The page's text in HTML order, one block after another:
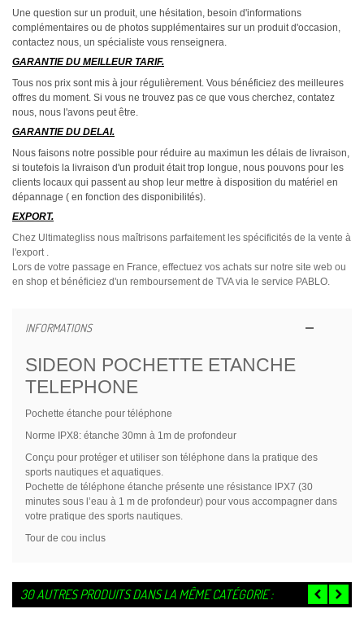
Une question sur un produit, une hésitation, besoin d'informations
complémentaires ou de photos supplémentaires sur un produit d'occasion,
contactez nous, un spécialiste vous renseignera.
GARANTIE DU MEILLEUR TARIF.
Tous nos prix sont mis à jour régulièrement. Vous bénéficiez des meilleures
offres du moment. Si vous ne trouvez pas ce que vous cherchez, contatez
nous, nous l'avons peut être.
GARANTIE DU DELAI.
Nous faisons notre possible pour réduire au maximun les délais de livraison,
si toutefois la livraison d'un produit était trop longue, nous pouvons pour les
clients locaux qui passent au shop leur mettre à disposition du matériel en
dépannage ( en fonction des disponibilités).
EXPORT.
Chez Ultimategliss nous maîtrisons parfaitement les spécificités de la vente à
l'export .
Lors de votre passage en France, effectuez vos achats sur notre site web ou
en shop et bénéficiez d'un remboursement de TVA via le service PABLO.
INFORMATIONS
SIDEON POCHETTE ETANCHE
TELEPHONE
Pochette étanche pour téléphone
Norme IPX8: étanche 30mn à 1m de profondeur
Conçu pour protéger et utiliser son téléphone dans la pratique des
sports nautiques et aquatiques.
Pochette de téléphone étanche présente une résistance IPX7 (30
minutes sous l’eau à 1 m de profondeur) pour vous accompagner dans
votre pratique des sports nautiques.
Tour de cou inclus
30 AUTRES PRODUITS DANS LA MÊME CATÉGORIE :